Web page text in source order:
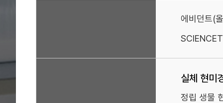
에비던트(
실체 현미
정립 생물